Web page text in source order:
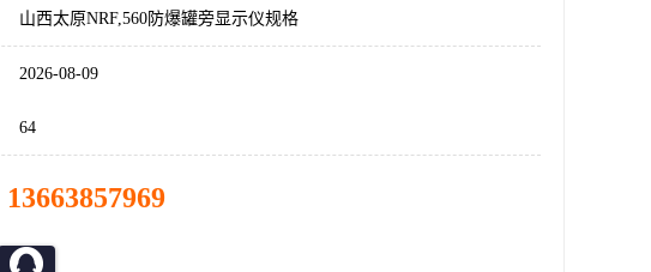
山西太原NRF,560防爆罐旁显示仪规格
2026-08-09
64
13663857969